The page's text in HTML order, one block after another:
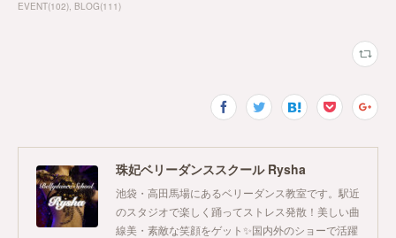
EVENT(102) BLOG(111)
珠妃ベリーダンススクール Rysha
池袋・高田馬場にあるベリーダンス教室です。駅近
のスタジオで楽しく踊ってストレス発散！美しい曲
線美・素敵な笑顔をゲット✨国内外のショーで活躍